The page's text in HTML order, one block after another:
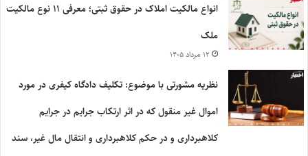
انواع مالکیت املاک در حقوق ثبتی؛ معرفی ۱۱ نوع مالکیت
ملک
۱۲ مرداد ۱۴۰۵
نظریه مشورتی با موضوع: تکلیف دادگاه کیفری در مورد
اموال غیر منقول که در اثر ارتکاب جرایم در جرایم
کلاهبرداری و در حکم کلاهبرداری و انتقال مال غیر، سند